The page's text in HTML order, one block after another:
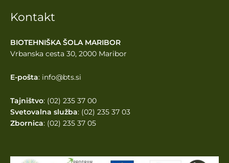
Kontakt
BIOTEHNIŠKA ŠOLA MARIBOR
Vrbanska cesta 30, 2000 Maribor
E-pošta: info@bts.si
Tajništvo: (02) 235 37 00
Svetovalna služba: (02) 235 37 03
Zbornica: (02) 235 37 05